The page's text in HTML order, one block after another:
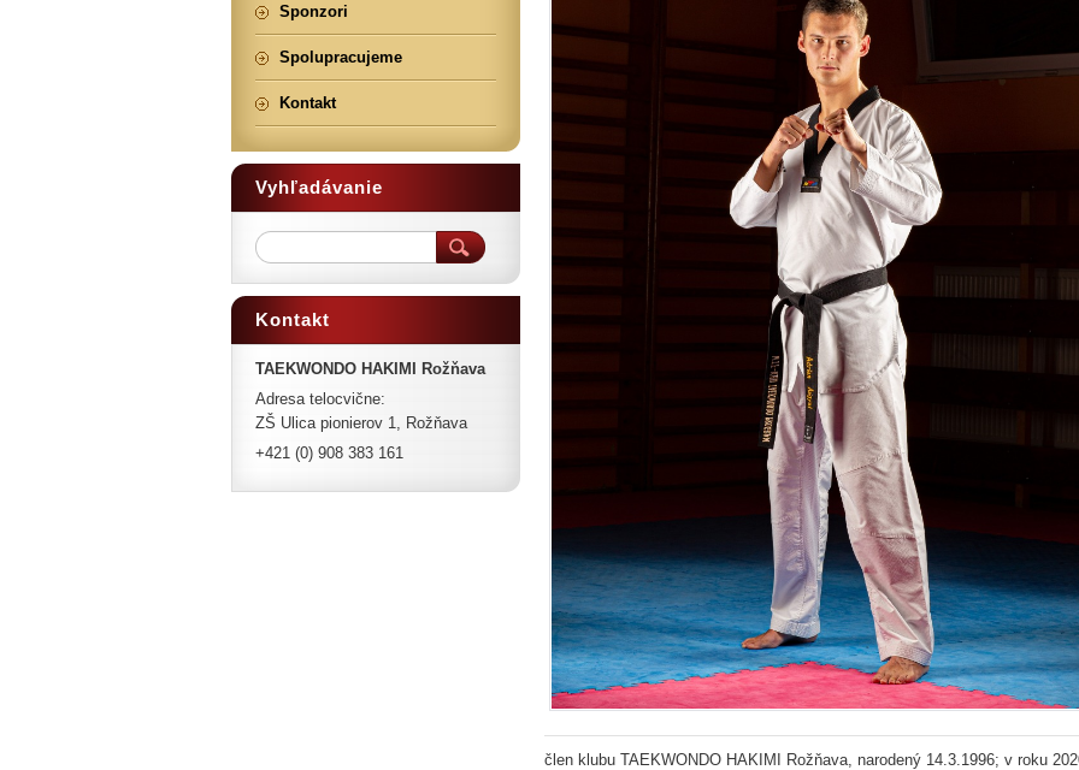
člen klubu TAEKWONDO HAKIMI Rožňava, narodený 14.3.1996; v roku
Sponzori
Spolupracujeme
Kontakt
Vyhľadávanie
Kontakt
TAEKWONDO HAKIMI Rožňava
Adresa telocvične:
ZŠ Ulica pionierov 1, Rožňava
+421 (0) 908 383 161